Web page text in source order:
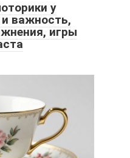
у
и важность,
игры